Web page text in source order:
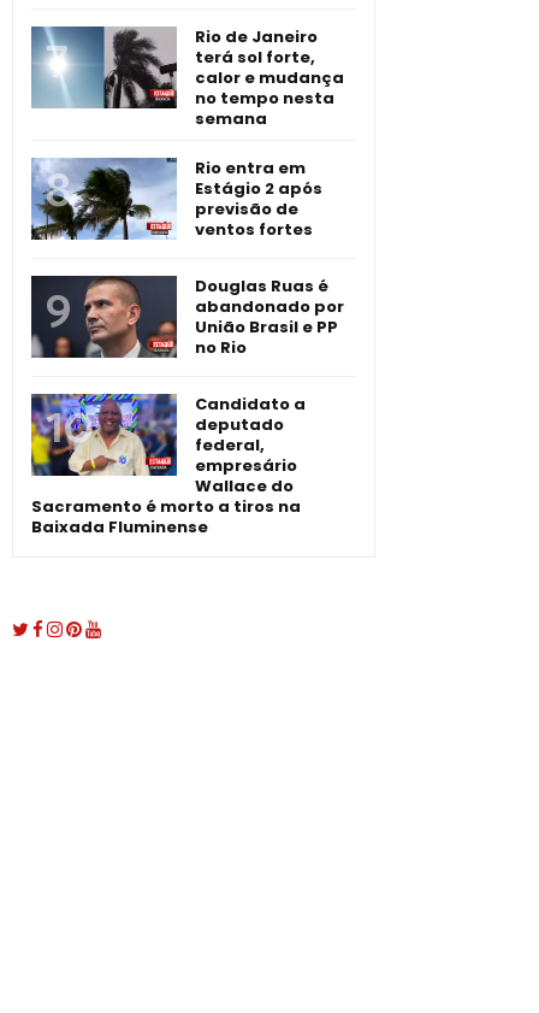
Rio de Janeiro
terá sol forte,
calor e mudança
no tempo nesta
semana
Rio entra em
Estágio 2 após
previsão de
ventos fortes
Douglas Ruas é
abandonado por
União Brasil e PP
no Rio
Candidato a
deputado
federal,
empresário
Wallace do
Sacramento é morto a tiros na
Baixada Fluminense